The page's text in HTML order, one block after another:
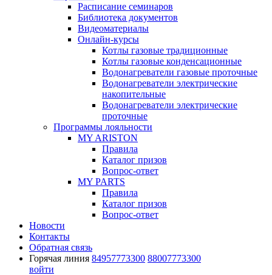
Расписание семинаров
Библиотека документов
Видеоматериалы
Онлайн-курсы
Котлы газовые традиционные
Котлы газовые конденсационные
Водонагреватели газовые проточные
Водонагреватели электрические
накопительные
Водонагреватели электрические
проточные
Программы лояльности
MY ARISTON
Правила
Каталог призов
Вопрос-ответ
MY PARTS
Правила
Каталог призов
Вопрос-ответ
Новости
Контакты
Обратная связь
Горячая линия 84957773300 88007773300
войти